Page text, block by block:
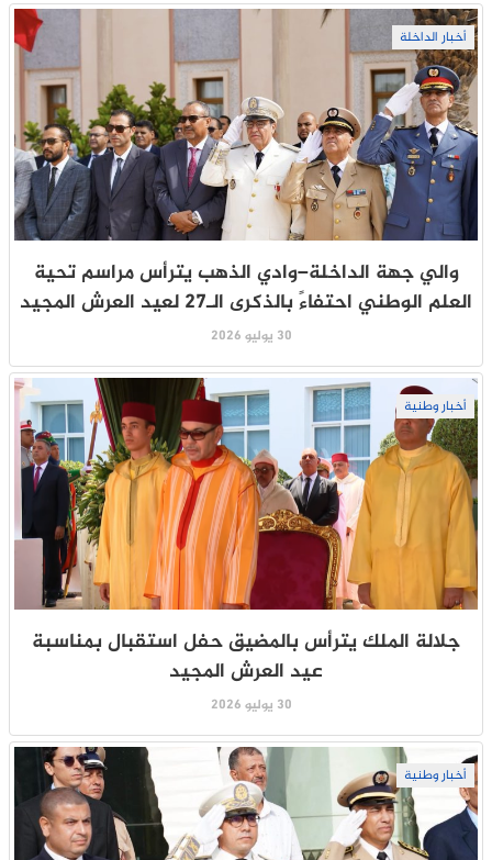
أخبار الداخلة
والي جهة الداخلة–وادي الذهب يترأس مراسم تحية
العلم الوطني احتفاءً بالذكرى الـ27 لعيد العرش المجيد
30 يوليو 2026
أخبار وطنية
جلالة الملك يترأس بالمضيق حفل استقبال بمناسبة
عيد العرش المجيد
30 يوليو 2026
أخبار وطنية